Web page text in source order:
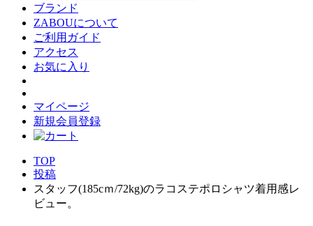
ブランド
ZABOUについて
ご利用ガイド
アクセス
お気に入り
マイページ
新規会員登録
TOP
投稿
スタッフ(185cｍ/72kg)のラコステポロシャツ着用感レ
ビュー。